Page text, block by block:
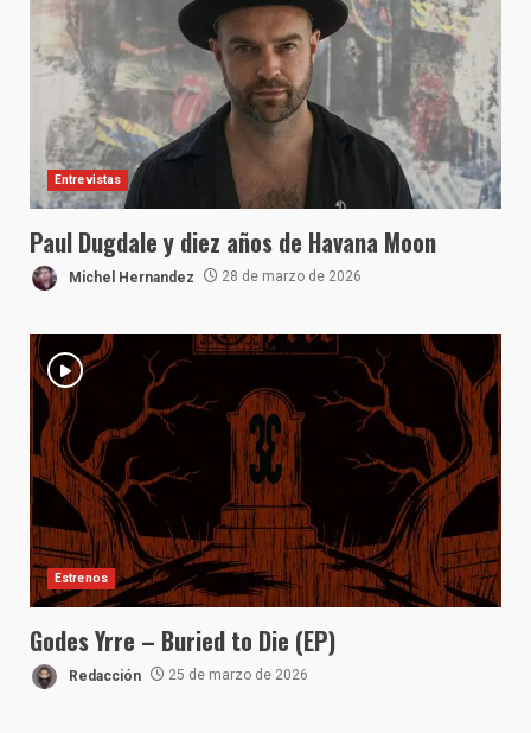
Entrevistas
Paul Dugdale y diez años de Havana Moon
Michel Hernandez 28 de marzo de 2026
Estrenos
Godes Yrre – Buried to Die (EP)
Redacción 25 de marzo de 2026